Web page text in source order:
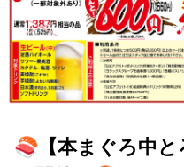
会社概要
沿革
経営陣
組織図
や台ずし
ニパチ
焼とりてっぱん
IR情報トップ
会長メッセージ
コーポレートガバ
採用情報
採用情報トップ
店舗物件・店舗施工管
お問い合わせ
🍣【本まぐろ中と